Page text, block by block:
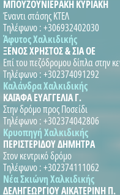
ΜΠΟΥΖΟΥΝΙΕΡΑΚΗ ΚΥΡΙΑΚΗ
Έναντι στάσης ΚΤΕΛ
Τηλέφωνο : +306932402030
Άφυτος Χαλκιδικής
ΞΕΝΟΣ ΧΡΗΣΤΟΣ & ΣΙΑ ΟΕ
Επί του πεζόδρομου δίπλα στην
Τηλέφωνο : +302374091292
Καλάνδρα Χαλκιδικής
ΚΑΪΑΦΑ ΕΥΑΓΓΕΛΙΑ Γ.
Στην δρόμο προς Ποσείδι
Τηλέφωνο : +302374042806
Κρυοπηγή Χαλκιδικής
ΠΕΡΙΣΤΕΡΙΔΟΥ ΔΗΜΗΤΡΑ
Στον κεντρικό δρόμο
Τηλέφωνο : +302374111062
Νέα Σκιώνη Χαλκιδικής
ΔΕΛΗΓΕΩΡΓΙΟΥ ΑΙΚΑΤΕΡΙΝΗ Π.